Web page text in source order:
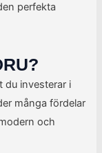
perfekta
du investerar i
många fördelar
och